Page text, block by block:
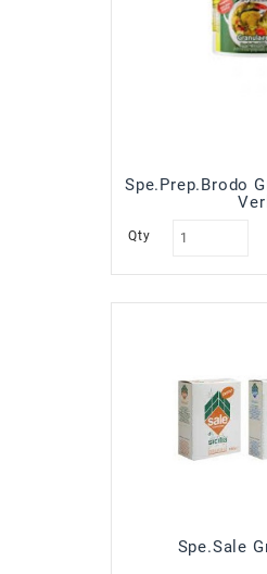
Spe.Prep.Brodo
Qty
Spe.Sale